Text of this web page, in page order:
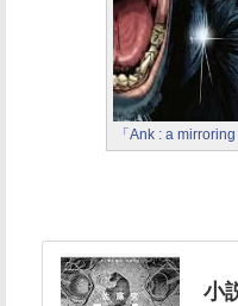
「Ank : a
小